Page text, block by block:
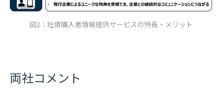
図2：社債購入者情報提供サービスの特長・メリット
両社コメント